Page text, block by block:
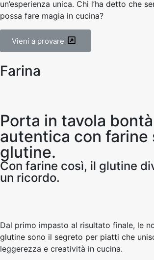
un’esperienza unica. Chi l’ha detto che
possa fare magia in cucina?
Vieni a provare
Farina
Porta in tavola bontà
autentica con farine
glutine.
Con farine così, il glutine
un ricordo.
Dal primo impasto al risultato finale, le
glutine sono il segreto per piatti che
leggerezza e creatività in cucina.